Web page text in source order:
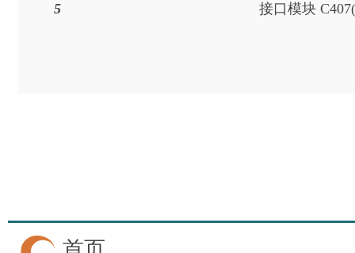
5 接口模块